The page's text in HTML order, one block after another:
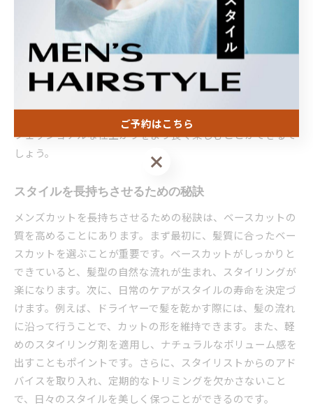
を延ばすことができます。まず、あらゆる髪型において、1か
月に一度の頻度で理容室を訪れることをお勧めします。この
ことで、髪の伸び具合を考慮しながら、常にベストな状態を
キープできるのです。また、自宅でのケアも重要です。特
に、適切なシャンプーとコンディショナーを使用すること
す。最後に、スタイリング剤を適切に使用することで、プロ
フェッショナルな仕上がりをより長く楽しむことができるで
しょう。
スタイルを長持ちさせるための秘訣
メンズカットを長持ちさせるための秘訣は、ベースカットの
質を高めることにあります。まず最初に、髪質に合ったベー
スカットを選ぶことが重要です。ベースカットがしっかりと
できていると、髪型の自然な流れが生まれ、スタイリングが
楽になります。次に、日常のケアがスタイルの寿命を決定づ
けます。例えば、ドライヤーで髪を乾かす際には、髪の流れ
に沿って行うことで、カットの形を維持できます。また、軽
めのスタイリング剤を適用し、ナチュラルなボリューム感を
出すこともポイントです。さらに、スタイリストからのアド
バイスを取り入れ、定期的なトリミングを欠かさないこと
で、日々のスタイルを美しく保つことができるのです。
ご予約はこちら
ご予約はこちら